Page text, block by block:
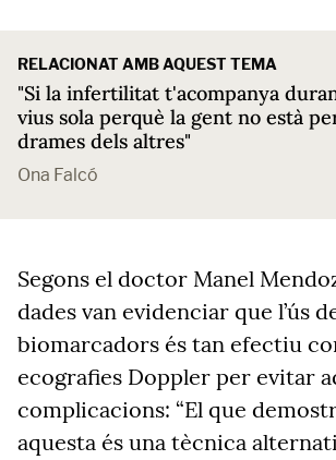
RELACIONAT AMB AQUEST TEMA
"Si la infertilitat t'acompanya
vius sola perquè la gent no està
drames dels altres"
Ona Falcó
Segons el doctor Manel
dades van evidenciar que l’ús
biomarcadors és tan efectiu
ecografies Doppler per evitar
complicacions: “El que
aquesta és una tècnica